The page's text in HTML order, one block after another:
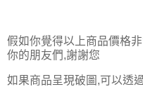
假如你覺得以上商品價格
你的朋友們,謝謝您
如果商品呈現破圖,可以透